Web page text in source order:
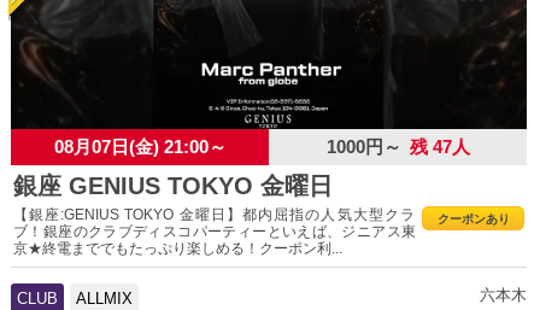
08月07日(金) 21:00～ 1000円～ 残 47人
銀座 GENIUS TOKYO 金曜日
クーポンあり
【銀座:GENIUS TOKYO 金曜日】都内屈指の人気大型クラ
ブ！銀座のクラブディスコパーティーといえば、ジニアス東
京★終電まででもたっぷり楽しめる！クーポン利...
CLUB ALLMIX 六本木